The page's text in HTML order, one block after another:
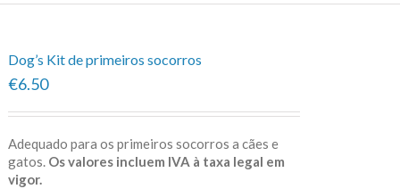
Dog’s Kit de primeiros socorros
€6.50
Adequado para os primeiros socorros a cães e
gatos. Os valores incluem IVA à taxa legal em
vigor.